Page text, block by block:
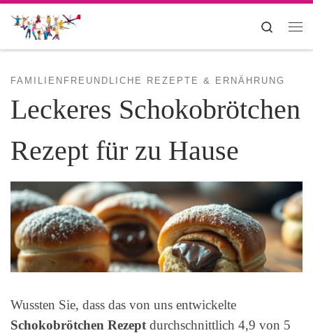
Zum Inhalt springen
Search
FAMILIENFREUNDLICHE REZEPTE & ERNÄHRUNG
Leckeres Schokobrötchen
Rezept für zu Hause
Wussten Sie, dass das von uns entwickelte
Schokobrötchen Rezept durchschnittlich 4,9 von 5